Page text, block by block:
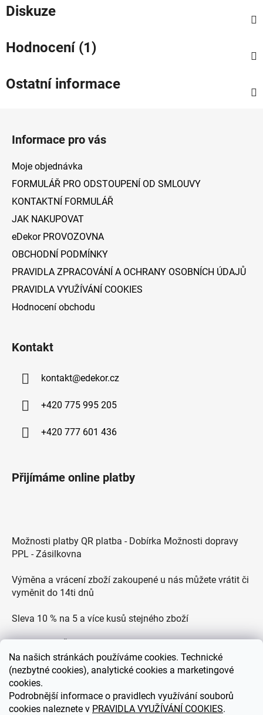
Na našich stránkách používáme cookies. Technické
(nezbytné cookies), analytické cookies a marketingové
cookies.
Podrobnější informace o pravidlech využívání souborů
cookies naleznete v PRAVIDLA VYUŽÍVÁNÍ COOKIES.
Diskuze
Hodnocení (1)
Ostatní informace
Informace pro vás
Moje objednávka
FORMULÁŘ PRO ODSTOUPENÍ OD SMLOUVY
KONTAKTNÍ FORMULÁŘ
JAK NAKUPOVAT
eDekor PROVOZOVNA
OBCHODNÍ PODMÍNKY
PRAVIDLA ZPRACOVÁNÍ A OCHRANY OSOBNÍCH ÚDAJŮ
PRAVIDLA VYUŽÍVÁNÍ COOKIES
Hodnocení obchodu
Kontakt
kontakt@edekor.cz
+420 775 995 205
+420 777 601 436
Přijímáme online platby
Možnosti platby QR platba - Dobírka Možnosti dopravy
PPL - Zásilkovna
Výměna a vrácení zboží zakoupené u nás můžete vrátit či
vyměnit do 14ti dnů
Sleva 10 % na 5 a více kusů stejného zboží
Zákaznická podpora každý všední den od 9.00 do 18.00
hodin